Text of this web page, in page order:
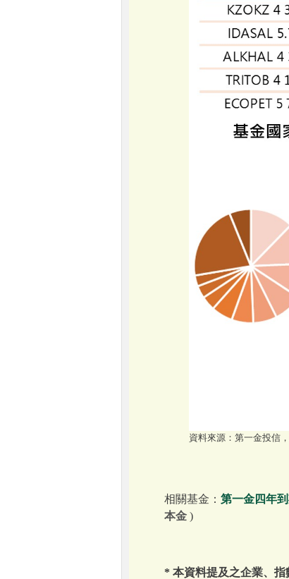
資料來源：第一金投信
相關基金： 第一金四年
本金 )
* 本資料提及之企業、